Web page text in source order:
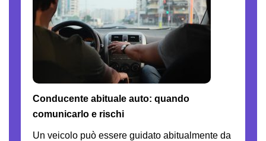
Conducente abituale auto: quando
comunicarlo e rischi
Un veicolo può essere guidato abitualmente da